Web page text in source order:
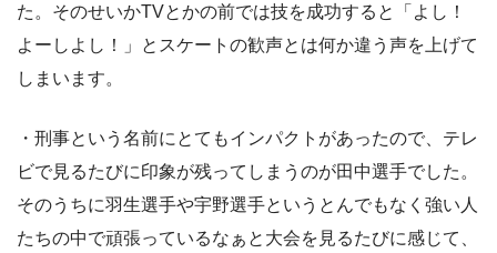
た。そのせいかTVとかの前では技を成功すると「よし！
よーしよし！」とスケートの歓声とは何か違う声を上げて
しまいます。
・刑事という名前にとてもインパクトがあったので、テレ
ビで見るたびに印象が残ってしまうのが田中選手でした。
そのうちに羽生選手や宇野選手というとんでもなく強い人
たちの中で頑張っているなぁと大会を見るたびに感じて、